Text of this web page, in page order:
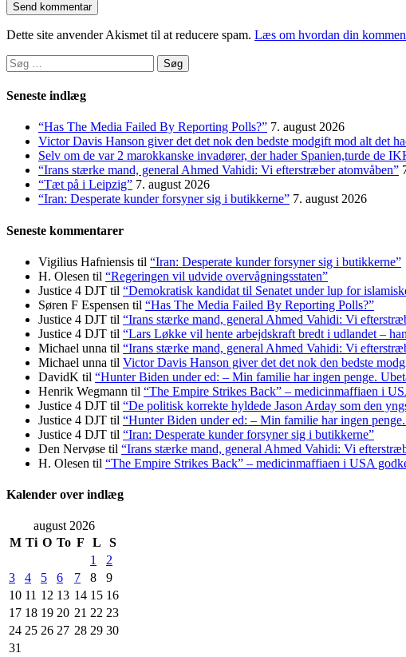
Dette site anvender Akismet til at reducere spam. Læs om hvordan din
Søg
efter:
Seneste indlæg
“Has The Media Failed By Reporting Polls?” 7. august 2026
Victor Davis Hanson giver det det nok den bedste modgift mod alt det
Selv om de var 2 marokkanske invadører, der hader Spanien,turde de
“Irans stærke mand, general Ahmed Vahidi: Vi efterstræber atomvåben”
“Tæt på i Leipzig” 7. august 2026
“Iran: Desperate kunder forsyner sig i butikkerne” 7. august 2026
Seneste kommentarer
Vigilius Hafniensis til “Iran: Desperate kunder forsyner sig i butikkerne”
H. Olesen til “Regeringen vil udvide overvågningsstaten”
Justice 4 DJT til “Demokratisk kandidat til Senatet under lup for
Søren F Espensen til “Has The Media Failed By Reporting Polls?”
Justice 4 DJT til “Irans stærke mand, general Ahmed Vahidi: Vi
Justice 4 DJT til “Lars Løkke vil hente arbejdskraft bredt i udlandet –
Michael unna til “Irans stærke mand, general Ahmed Vahidi: Vi
Michael unna til Victor Davis Hanson giver det det nok den bedste
DavidK til “Hunter Biden under ed: – Min familie har ingen penge.
Henrik Wegmann til “The Empire Strikes Back” – medicinmaffiaen i
Justice 4 DJT til “De politisk korrekte hyldede Jason Arday som den
Justice 4 DJT til “Hunter Biden under ed: – Min familie har ingen
Justice 4 DJT til “Iran: Desperate kunder forsyner sig i butikkerne”
Den Nervøse til “Irans stærke mand, general Ahmed Vahidi: Vi
H. Olesen til “The Empire Strikes Back” – medicinmaffiaen i USA
Kalender over indlæg
august 2026
M Ti O To F L
S
1
2
3
4 5 6 7 8
9
10 11 12 13 14 15 16
17 18 19 20 21 22 23
24 25 26 27 28 29 30
31